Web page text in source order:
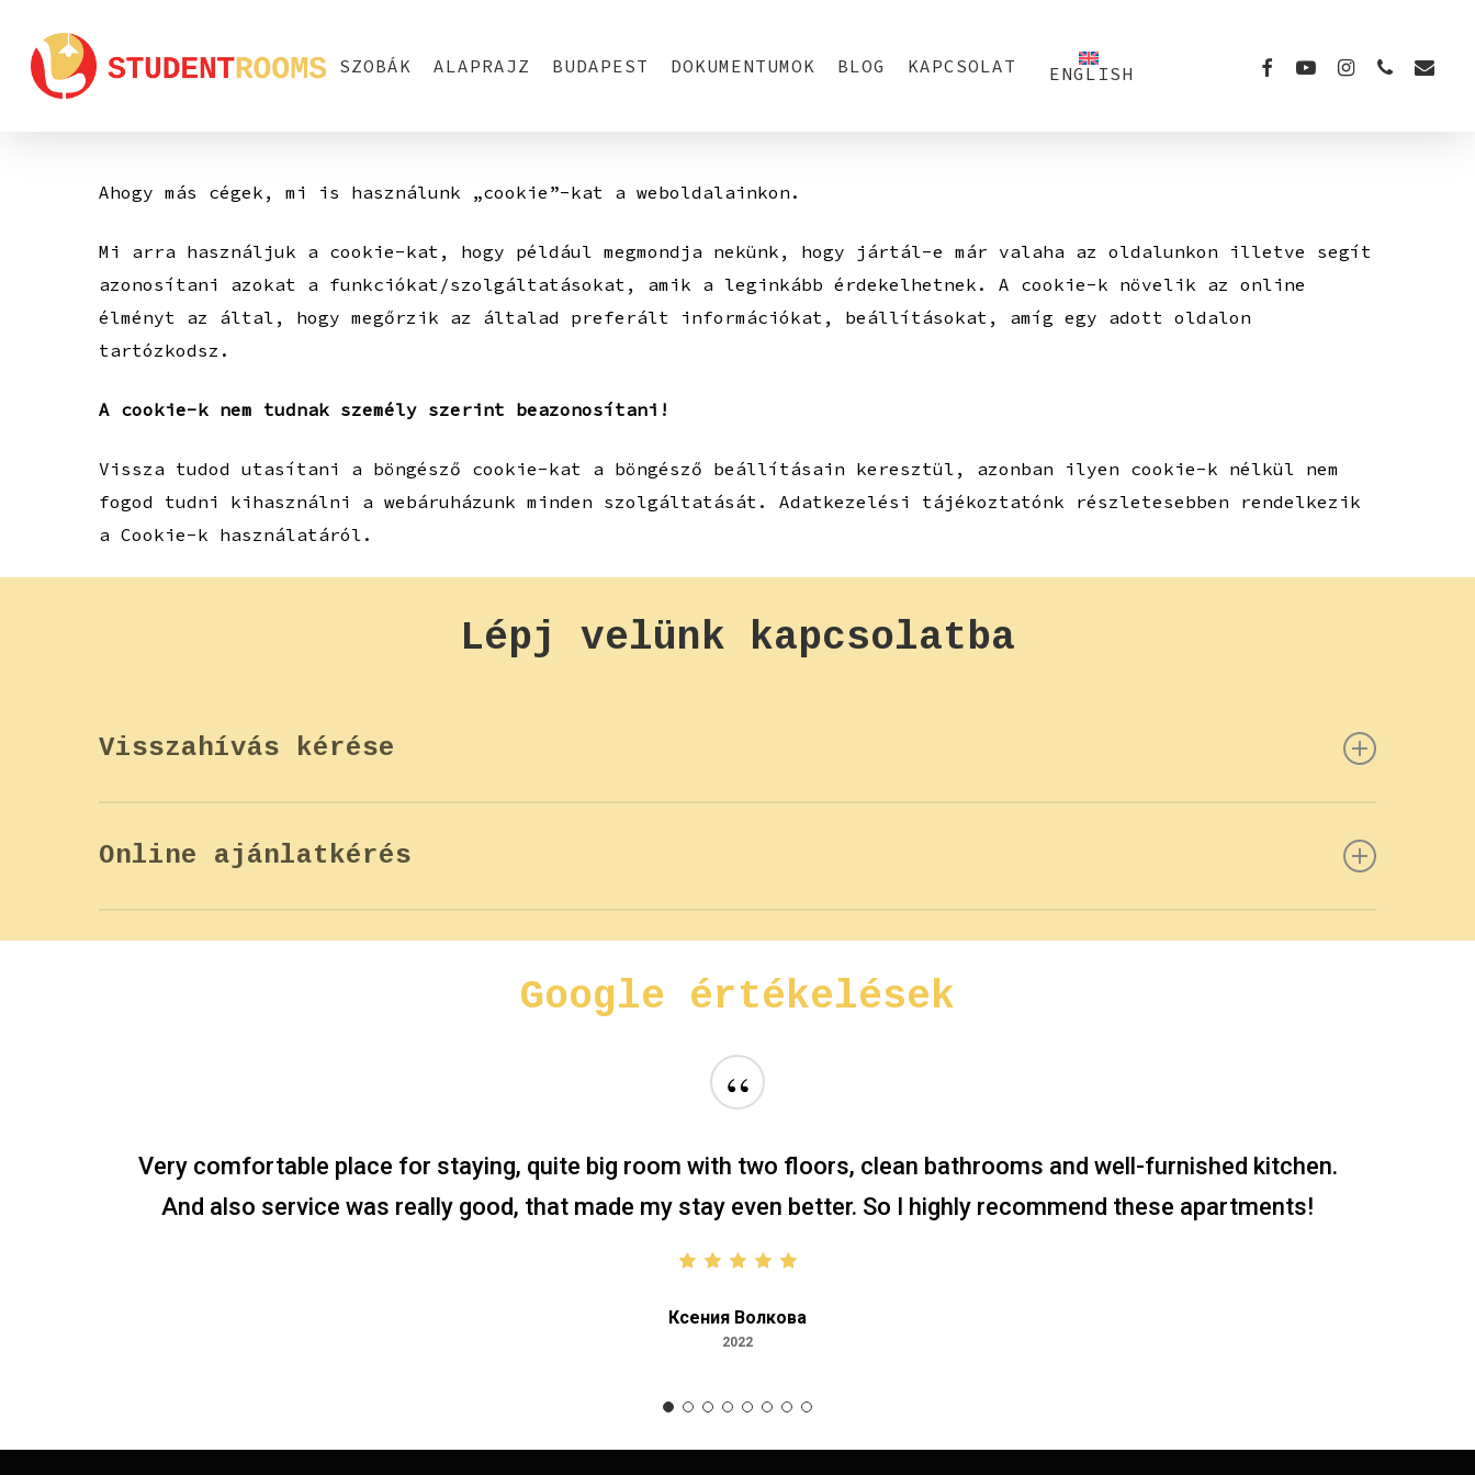
main
SZOBÁK ALAPRAJZ BUDAPEST DOKUMENTUMOK BLOG KAPCSOLAT ENGLISH FACEBOOK
YOUTUBEINSTAGRAM
PHONEEMAIL
Ahogy más cégek, mi is használunk „cookie”-kat a weboldalainkon.
Mi arra használjuk a cookie-kat, hogy például megmondja nekünk, hogy jártál-e már valaha az oldalunkon illetve segít
azonosítani azokat a funkciókat/szolgáltatásokat, amik a leginkább érdekelhetnek. A cookie-k növelik az online
élményt az által, hogy megőrzik az általad preferált információkat, beállításokat, amíg egy adott oldalon
tartózkodsz.
A cookie-k nem tudnak személy szerint beazonosítani!
Vissza tudod utasítani a böngésző cookie-kat a böngésző beállításain keresztül, azonban ilyen cookie-k nélkül nem
fogod tudni kihasználni a webáruházunk minden szolgáltatását. Adatkezelési tájékoztatónk részletesebben rendelkezik
a Cookie-k használatáról.
Lépj velünk kapcsolatba
Visszahívás kérése
hamarosan jelentkezik!
Online ajánlatkérés
Google értékelések
“
Very comfortable place for staying, quite big room with two floors, clean bathrooms and well-furnished kitchen.
And also service was really good, that made my stay even better. So I highly recommend these apartments!
Ксения Волкова
2022